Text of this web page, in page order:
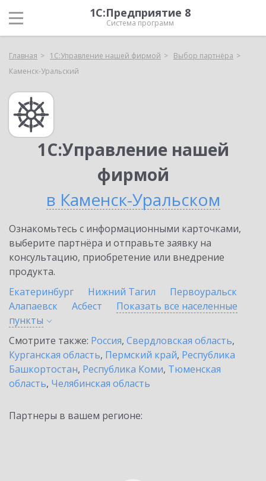
1С:Предприятие 8
Система программ
Главная 1С:Управление нашей фирмой
Выбор партнёра
Каменск-Уральский
1С:Управление нашей
фирмой
в Каменск-Уральском
Ознакомьтесь с информационными карточками,
выберите партнёра и отправьте заявку на
консультацию, приобретение или внедрение
продукта.
Екатеринбург
Нижний Тагил
Первоуральск
Алапаевск
Асбест
Показать все населенные
пункты
Смотрите также: Россия, Свердловская область,
Курганская область, Пермский край, Республика
Башкортостан, Республика Коми, Тюменская
область, Челябинская область
Партнеры в вашем регионе: